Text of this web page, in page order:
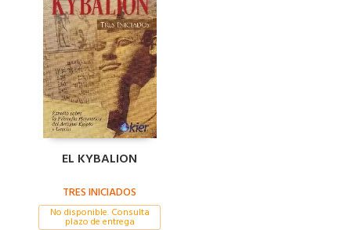
EL KYBALION
TRES INICIADOS
No disponible. Consulta
plazo de entrega